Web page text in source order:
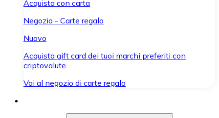
Acquista con carta
Negozio - Carte regalo
Nuovo
Acquista gift card dei tuoi marchi preferiti con
criptovalute.
Vai al negozio di carte regalo